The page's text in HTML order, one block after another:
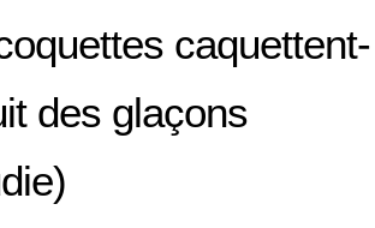
caquettent-
des glaçons